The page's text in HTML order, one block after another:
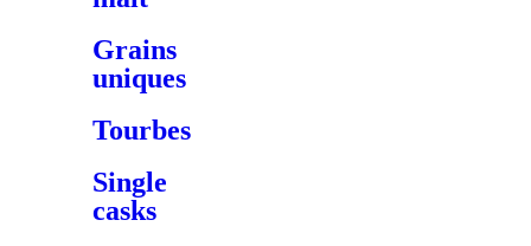
Grains
uniques
Tourbes
Single
casks